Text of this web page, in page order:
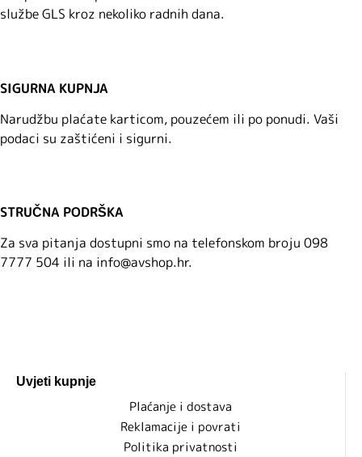
službe GLS kroz nekoliko radnih dana.
SIGURNA KUPNJA
Narudžbu plaćate karticom, pouzećem ili po ponudi. Vaši
podaci su zaštićeni i sigurni.
STRUČNA PODRŠKA
Za sva pitanja dostupni smo na telefonskom broju 098
7777 504 ili na info@avshop.hr.
Uvjeti kupnje
Plaćanje i dostava
Reklamacije i povrati
Politika privatnosti